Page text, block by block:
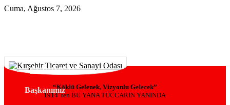
Cuma, Ağustos 7, 2026
“Köklü Gelenek, Vizyonlu Gelecek”
1914’ ten BU YANA TÜCCARIN YANINDA
KURUMSAL
Başkanımız